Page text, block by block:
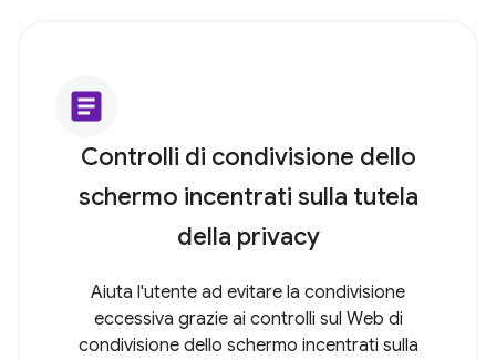
article
Controlli di condivisione dello
schermo incentrati sulla tutela
della privacy
Aiuta l'utente ad evitare la condivisione
eccessiva grazie ai controlli sul Web di
condivisione dello schermo incentrati sulla